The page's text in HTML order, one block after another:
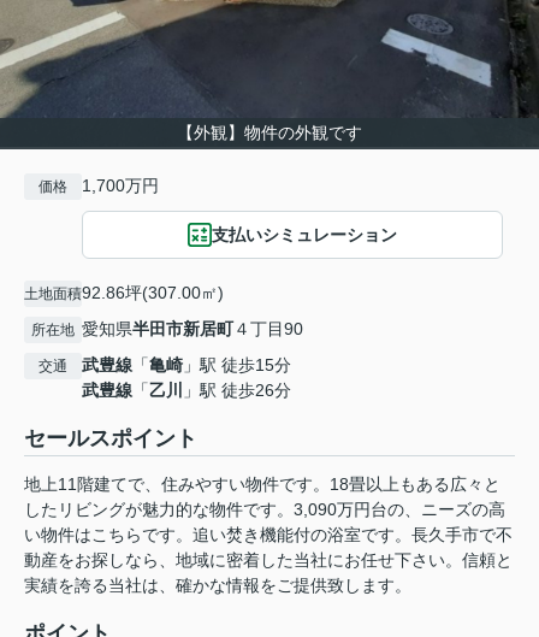
【外観】物件の外観です
価格 1,700万円
支払いシミュレーション
土地面積92.86坪(307.00㎡)
所在地 愛知県半田市新居町４丁目90
交通 武豊線 「亀崎 」駅 徒歩15分
武豊線 「乙川 」駅 徒歩26分
セールスポイント
地上11階建てで、住みやすい物件です。18畳以上もある広々と
したリビングが魅力的な物件です。3,090万円台の、ニーズの高
い物件はこちらです。追い焚き機能付の浴室です。長久手市で不
動産をお探しなら、地域に密着した当社にお任せ下さい。信頼と
実績を誇る当社は、確かな情報をご提供致します。